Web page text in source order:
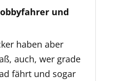
und
haben aber
auch, wer grade
fährt und sogar